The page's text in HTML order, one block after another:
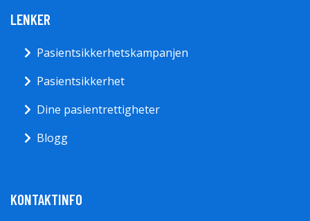
LENKER
Pasientsikkerhetskampanjen
Pasientsikkerhet
Dine pasientrettigheter
Blogg
KONTAKTINFO